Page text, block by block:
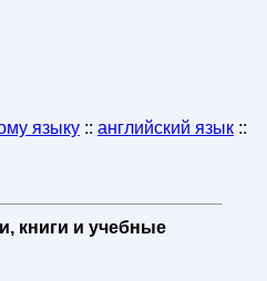
языку:: английский язык::
книги и учебные